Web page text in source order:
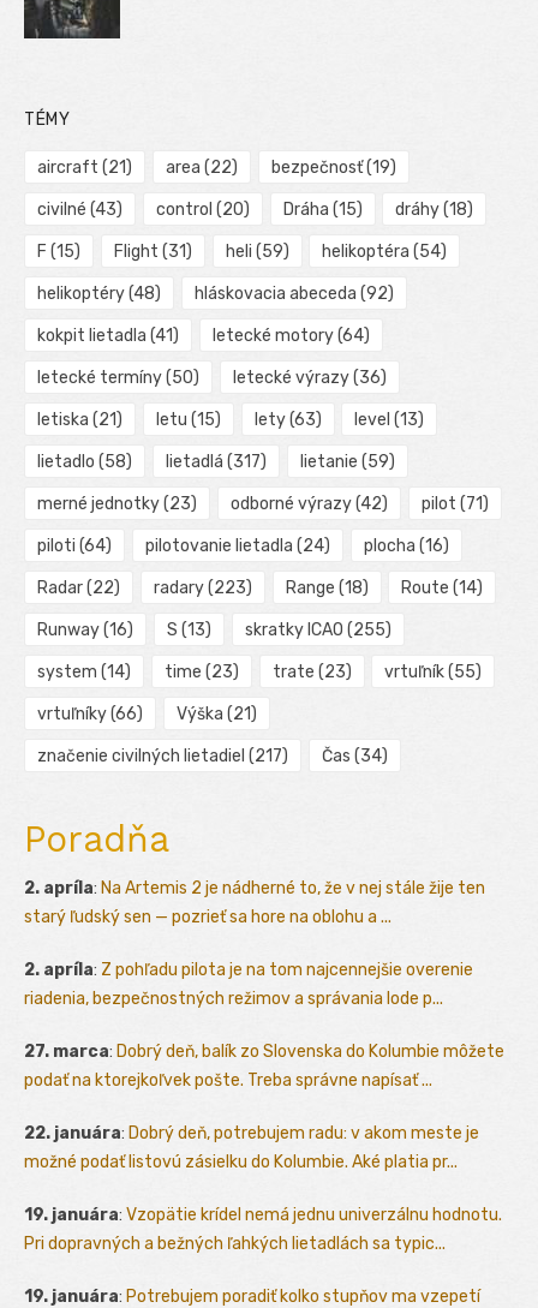
TÉMY
aircraft (21) area (22) bezpečnosť(19)
civilné (43) control (20) Dráha (15) dráhy(18)
F (15) Flight (31) heli (59) helikoptéra (54)
helikoptéry(48) hláskovacia abeceda (92)
kokpit lietadla (41) letecké motory(64)
letecké termíny(50) letecké výrazy(36)
letiska (21) letu (15) lety(63) level (13)
lietadlo (58) lietadlá (317) lietanie (59)
merné jednotky(23) odborné výrazy(42) pilot (71)
piloti (64) pilotovanie lietadla (24) plocha (16)
Radar(22) radary(223) Range (18) Route (14)
Runway(16) S (13) skratky ICAO (255)
system (14) time (23) trate (23) vrtuľník(55)
vrtuľníky(66) Výška (21)
značenie civilných lietadiel (217) Čas (34)
Poradňa
2. apríla: Na Artemis 2 je nádherné to, že v nej stále žije ten
starý ľudský sen — pozrieť sa hore na oblohu a ...
2. apríla: Z pohľadu pilota je na tom najcennejšie overenie
riadenia, bezpečnostných režimov a správania lode p...
27. marca: Dobrý deň, balík zo Slovenska do Kolumbie môžete
podať na ktorejkoľvek pošte. Treba správne napísať ...
22. januára: Dobrý deň, potrebujem radu: v akom meste je
možné podať listovú zásielku do Kolumbie. Aké platia pr...
19. januára: Vzopätie krídel nemá jednu univerzálnu hodnotu.
Pri dopravných a bežných ľahkých lietadlách sa typic...
19. januára: Potrebujem poradiť kolko stupňov ma vzepetí